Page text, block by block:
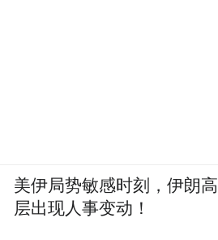
美伊局势敏感时刻，伊朗高
层出现人事变动！